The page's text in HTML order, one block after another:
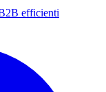
efficienti